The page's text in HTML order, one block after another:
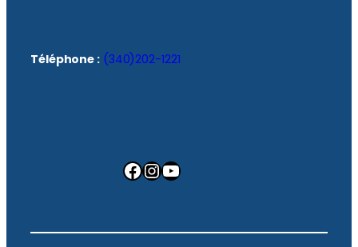
Téléphone : (340)202-1221
Facebook InstagramYouTube